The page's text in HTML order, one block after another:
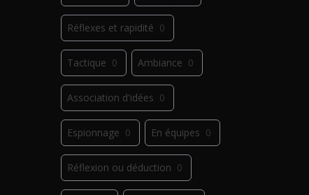
Réflexes et rapidité 0
Tactique 0 Ambiance 0
Association d'idées 0
Espionnage 0 En équipes 0
Réflexion ou déduction 0